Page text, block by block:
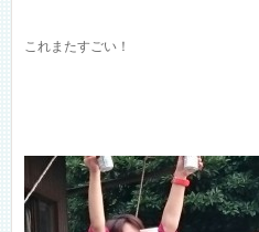
これまたすごい！